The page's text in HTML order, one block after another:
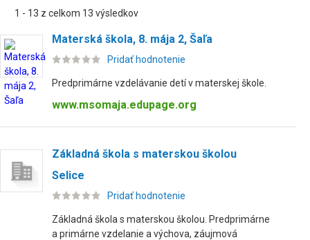
1 - 13 z celkom 13 výsledkov
Materská škola, 8. mája 2, Šaľa
Pridať hodnotenie
Predprimárne vzdelávanie detí v materskej škole.
www.msomaja.edupage.org
Základná škola s materskou školou
Selice
Pridať hodnotenie
Základná škola s materskou školou. Predprimárne
a primárne vzdelanie a výchova, záujmová